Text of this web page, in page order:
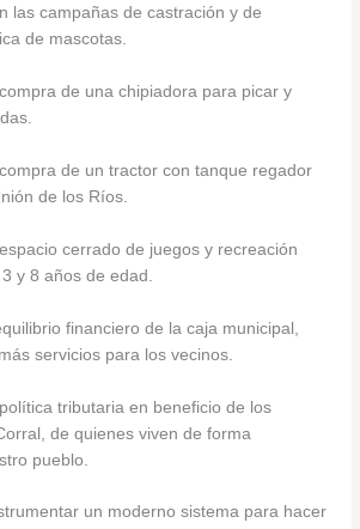
las campañas de castración y de
de mascotas.
de una chipiadora para picar y
de un tractor con tanque regador
de los Ríos.
cerrado de juegos y recreación
y 8 años de edad.
financiero de la caja municipal,
servicios para los vecinos.
tributaria en beneficio de los
de quienes viven de forma
pueblo.
un moderno sistema para hacer